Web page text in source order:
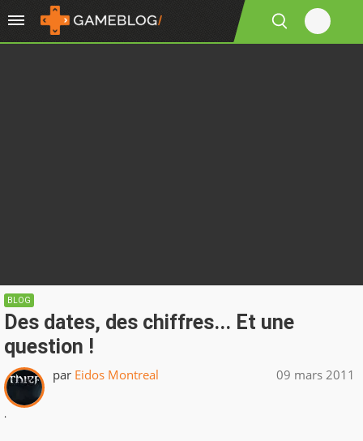
BLOG
Des dates, des chiffres... Et une
question !
par Eidos Montreal 09 mars 2011
.